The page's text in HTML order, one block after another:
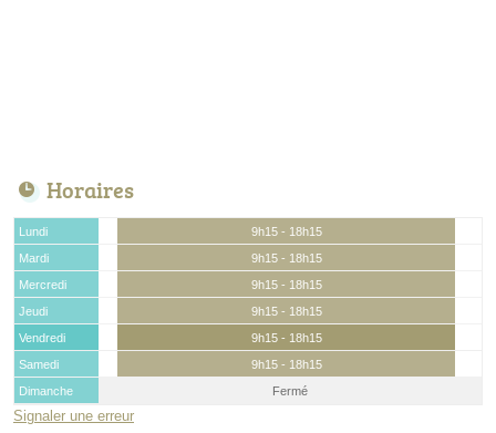
Horaires
Lundi
9h15 - 18h15
Mardi
9h15 - 18h15
Mercredi
9h15 - 18h15
Jeudi
9h15 - 18h15
Vendredi
9h15 - 18h15
Samedi
9h15 - 18h15
Dimanche
Fermé
Signaler une erreur